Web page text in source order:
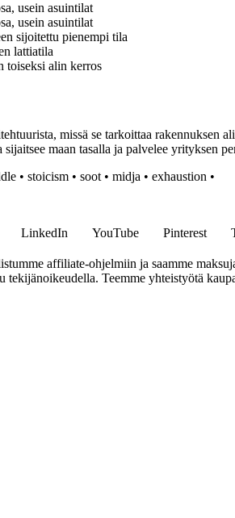
usein asuintilat
usein asuintilat
sijoitettu pienempi tila
lattiatila
toiseksi alin kerros
missä se tarkoittaa rakennuksen
maan tasalla ja palvelee yrityksen
• stoicism • soot • midja • exhaustion •
LinkedIn YouTube Pinterest
affiliate-ohjelmiin ja saamme
tekijänoikeudella. Teemme yhteistyötä